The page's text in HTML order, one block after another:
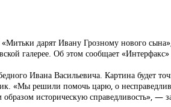
дарят Ивану Грозному нового
галерее. Об этом сообщает
Ивана Васильевича. Картина будет
«Мы решили помочь царю, о
образом историческую справедливость», —